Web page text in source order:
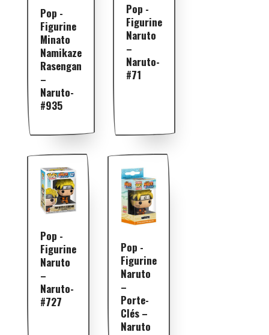
Pop -
Figurine
Minato
Namikaze
Rasengan
–
Naruto-
#935
Pop -
Figurine
Naruto
–
Naruto-
#71
Pop -
Figurine
Naruto
–
Naruto-
#727
Pop -
Figurine
Naruto
–
Porte-
Clés –
Naruto